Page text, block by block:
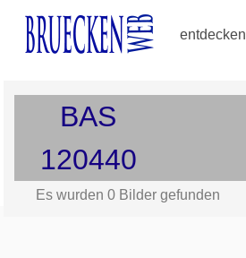
entdecken
BAS
120440
Es wurden 0 Bilder gefunden